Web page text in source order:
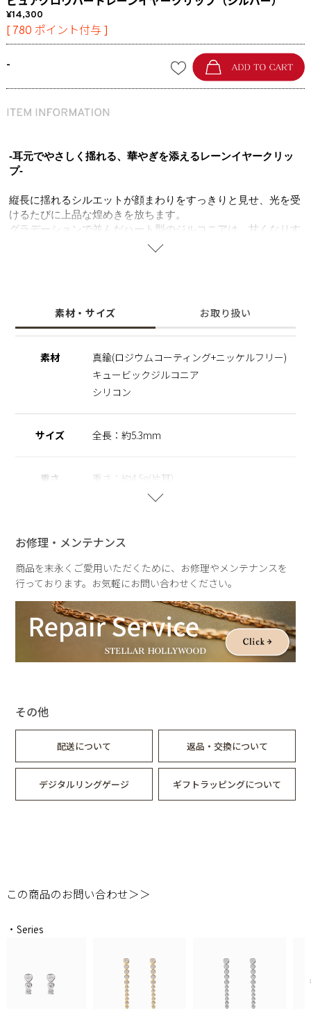
14,300
[ 780 ポイント付与 ]
-
-耳元でやさしく揺れる、華やぎを添えるレーンイヤークリッ
プ-
縦長に揺れるシルエットが顔まわりをすっきりと見せ、光を受
けるたびに上品な煌めきを放ちます。
グラデーションで並んだハート型のジルコニアは、甘くなりす
ぎないミニマルなデザインで、カジュアルからきれいめまで幅
の方でも安心してご使用いただけます。
金属製のアクセサリーに含まれるニッケルで引き起こるアレル
ギーを防ぐために、ニッケルをほぼ含まずに作られた素材を指
キュービックジルコニアの透明感ある輝きを、肌と日常に溶け
への引っ掛かりを軽減し、毎日身に着けやすい仕様に仕上げま
シンプルで心地のいいサークルモチーフと、愛や大切に想う気
持ちを象徴するハートモチーフをデザインに落とし込み、装い
に静かな温度と上品な輝きを添える、エッセンシャルなシリー
ズです。
素材・サイズ お取り扱い
素材
真鍮(ロジウムコーティング+ニッケルフリー)
キュービックジルコニア
シリコン
サイズ 全長：約5.3mm
重さ 重さ：約4.5g(片耳)
お修理・メンテナンス
商品を末永くご愛用いただくために、お修理やメンテナンスを
行っております。お気軽にお問い合わせください。
その他
配送について 返品・交換について
デジタルリングゲージ ギフトラッピングについて
この商品のお問い合わせ＞＞
・Series